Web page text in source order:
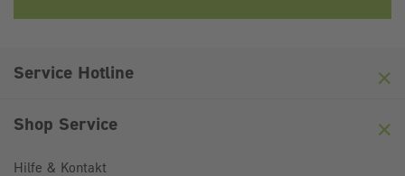
Anti-Roboter-Verifizierung
Service Hotline
Shop Service
Hilfe & Kontakt